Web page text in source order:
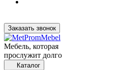
Заказать звонок
Мебель, которая
прослужит долго
Каталог